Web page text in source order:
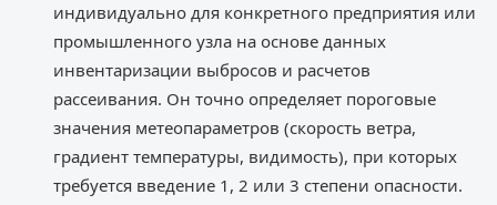
индивидуально для конкретного предприятия или
промышленного узла на основе данных
инвентаризации выбросов и расчетов
рассеивания. Он точно определяет пороговые
значения метеопараметров (скорость ветра,
градиент температуры, видимость), при которых
требуется введение 1, 2 или 3 степени опасности.